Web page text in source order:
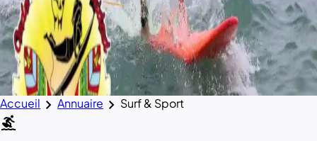
Accueil chevron_right Annuaire chevron_right Surf & Sport
surfing